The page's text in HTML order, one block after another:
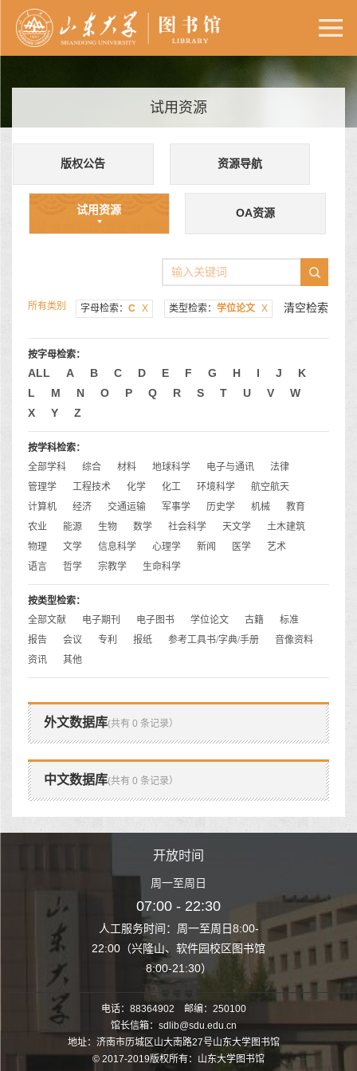
试用资源
版权公告 资源导航
试用资源 OA资源
所有类别 字母检索： C X 类型检索： 学位论文 X 清空检索
按字母检索：
ALL A B C D E F G H I J
K
L
M N O P Q R S T U V
W
X
Y Z
按学科检索：
全部学科
综合 材料 地球科学 电子与通讯
法律
管理学
工程技术 化学 化工 环境科学
航空航天
计算机
经济 交通运输 军事学 历史学 机械
教育
农业
能源 生物 数学 社会科学 天文学
土木建筑
物理
文学 信息科学 心理学 新闻 医学
艺术
语言
哲学 宗教学 生命科学
按类型检索：
全部文献
电子期刊 电子图书 学位论文 古籍
标准
报告
会议 专利 报纸 参考工具书/字典/手册
音像资料
资讯
其他
外文数据库(共有 0 条记录）
中文数据库(共有 0 条记录）
至周日8:00-
园校区图书馆
开放时间
周一至周日
07:00 - 22:30
人工服务时间：周一至周日8:00-
22:00（兴隆山、软件园校区图书馆
8:00-21:30）
人工服务时间
22:00（兴隆山
电话：88364902 邮编：250100
馆长信箱：sdlib@sdu.edu.cn
地址：济南市历城区山大南路27号山东大学图书馆
© 2017-2019版权所有：山东大学图书馆